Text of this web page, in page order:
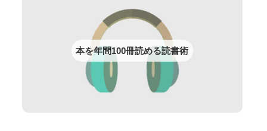
本を年間100冊読める読書術